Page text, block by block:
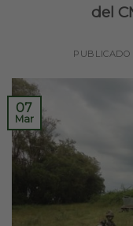
del
PUBLICADO
07
Mar